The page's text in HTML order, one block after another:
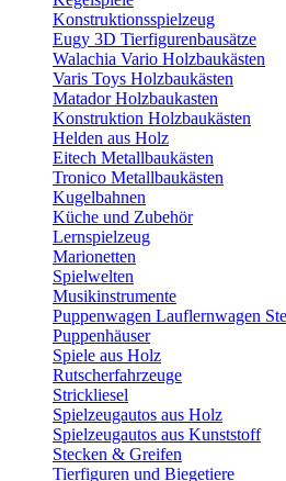
Konstruktionsspielzeug
Eugy 3D Tierfigurenbausätze
Walachia Vario Holzbaukästen
Varis Toys Holzbaukästen
Matador Holzbaukasten
Konstruktion Holzbaukästen
Helden aus Holz
Eitech Metallbaukästen
Tronico Metallbaukästen
Kugelbahnen
Küche und Zubehör
Lernspielzeug
Marionetten
Spielwelten
Musikinstrumente
Puppenwagen Lauflernwagen
Puppenhäuser
Spiele aus Holz
Rutscherfahrzeuge
Strickliesel
Spielzeugautos aus Holz
Spielzeugautos aus Kunststoff
Stecken & Greifen
Tierfiguren und Biegetiere